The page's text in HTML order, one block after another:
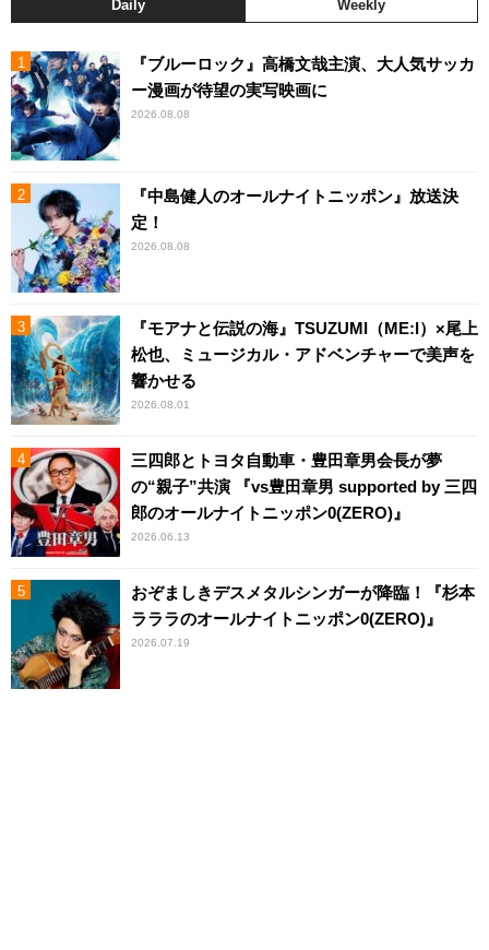
Daily Weekly
『ブルーロック』高橋文哉主演、大人気サッカ
ー漫画が待望の実写映画に
2026.08.08
『中島健人のオールナイトニッポン』放送決
定！
2026.08.08
『モアナと伝説の海』TSUZUMI（ME:I）×尾上
松也、ミュージカル・アドベンチャーで美声を
響かせる
2026.08.01
三四郎とトヨタ自動車・豊田章男会長が夢
の“親子”共演 『vs豊田章男 supported by 三四
郎のオールナイトニッポン0(ZERO)』
2026.06.13
おぞましきデスメタルシンガーが降臨！『杉本
ラララのオールナイトニッポン0(ZERO)』
2026.07.19